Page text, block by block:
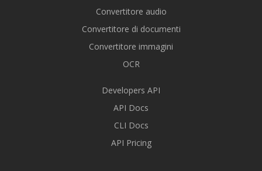
Convertitore audio
Convertitore di documenti
Convertitore immagini
OCR
Developers API
API Docs
CLI Docs
API Pricing